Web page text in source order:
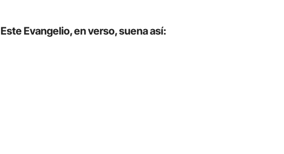
Este Evangelio, en verso, suena así: